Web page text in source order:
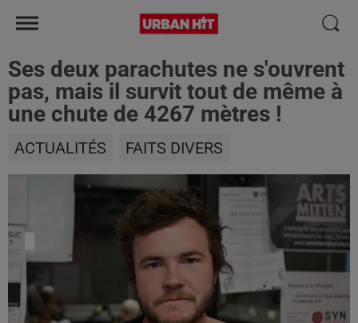
Ses deux parachutes ne s'ouvrent
pas, mais il survit tout de même à
une chute de 4267 mètres !
ACTUALITÉS FAITS DIVERS